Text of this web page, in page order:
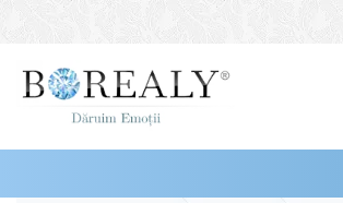
Bijuterii
Inele